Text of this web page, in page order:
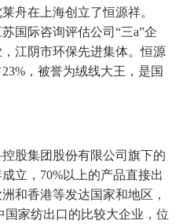
舟在上海创立了恒源祥。
国际咨询评估公司“三a”企
江阴市环保先进集体。恒源
，被誉为绒线大王，是国
股集团股份有限公司旗下的
立，70%以上的产品直接出
和香港等发达国家和地区，
国家纺出口的比较大企业，位